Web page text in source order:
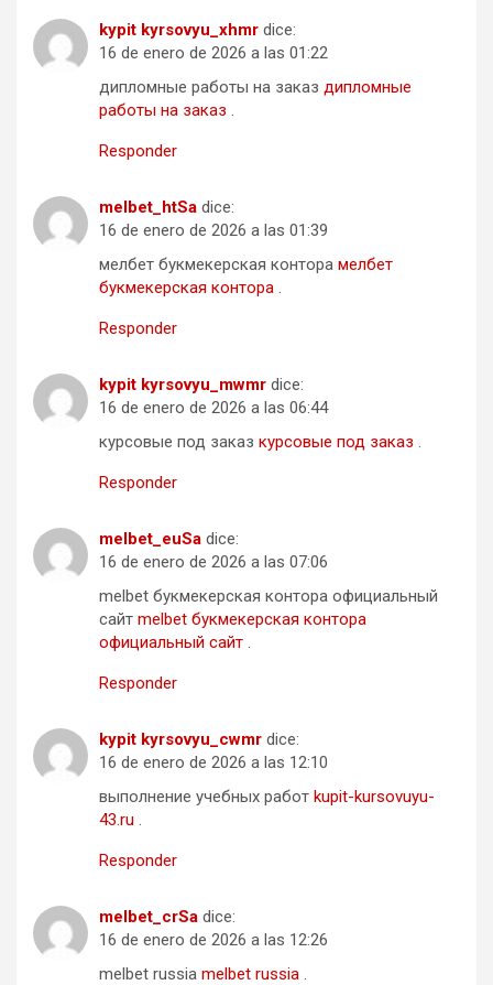
kypit kyrsovyu_xhmr dice:
16 de enero de 2026 a las 01:22
дипломные работы на заказ дипломные
работы на заказ .
Responder
melbet_htSa dice:
16 de enero de 2026 a las 01:39
мелбет букмекерская контора мелбет
букмекерская контора .
Responder
kypit kyrsovyu_mwmr dice:
16 de enero de 2026 a las 06:44
курсовые под заказ курсовые под заказ .
Responder
melbet_euSa dice:
16 de enero de 2026 a las 07:06
melbet букмекерская контора официальный
сайт melbet букмекерская контора
официальный сайт .
Responder
kypit kyrsovyu_cwmr dice:
16 de enero de 2026 a las 12:10
выполнение учебных работ kupit-kursovuyu-
43.ru .
Responder
melbet_crSa dice:
16 de enero de 2026 a las 12:26
melbet russia melbet russia .